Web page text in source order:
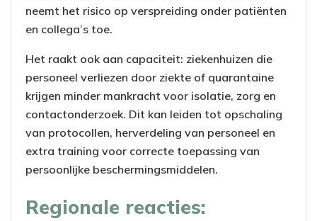
neemt het risico op verspreiding onder patiënten
en collega’s toe.
Het raakt ook aan capaciteit: ziekenhuizen die
personeel verliezen door ziekte of quarantaine
krijgen minder mankracht voor isolatie, zorg en
contactonderzoek. Dit kan leiden tot opschaling
van protocollen, herverdeling van personeel en
extra training voor correcte toepassing van
persoonlijke beschermingsmiddelen.
Regionale reacties: